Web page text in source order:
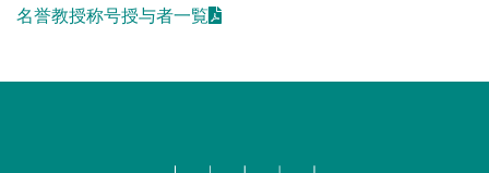
名誉教授称号授与者一覧